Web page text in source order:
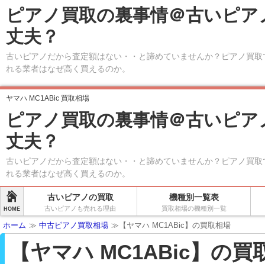
ピアノ買取の裏事情＠古いピア
丈夫？
古いピアノだから査定額はない・・と諦めていませんか？ピアノ買
れる業者はなぜ高く買えるのか。
ヤマハ MC1ABic 買取相場
ピアノ買取の裏事情＠古いピア
丈夫？
古いピアノだから査定額はない・・と諦めていませんか？ピアノ買
れる業者はなぜ高く買えるのか。
HOME
古いピアノの買取
古いピアノも売れる理由
機種別一覧表
買取相場の機種別一覧
ホーム ≫ 中古ピアノ買取相場 ≫【ヤマハ MC1ABic】の買取相場
【ヤマハ MC1ABic】の買